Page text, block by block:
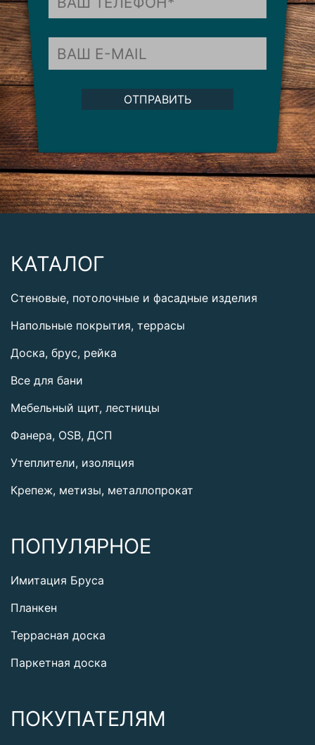
ОТПРАВИТЬ
КАТАЛОГ
Стеновые, потолочные и фасадные изделия
Напольные покрытия, террасы
Доска, брус, рейка
Все для бани
Мебельный щит, лестницы
Фанера, OSB, ДСП
Утеплители, изоляция
Крепеж, метизы, металлопрокат
ПОПУЛЯРНОЕ
Имитация Бруса
Планкен
Террасная доска
Паркетная доска
ПОКУПАТЕЛЯМ